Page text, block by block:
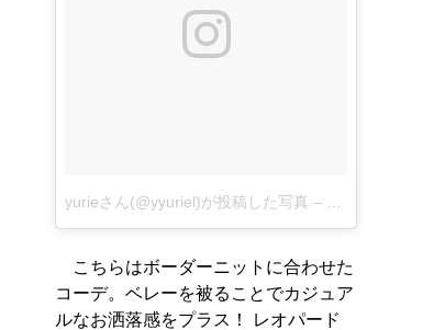
yurieさん(@yyuriel)が投稿した写真 –
こちらはボーダーニットに合わせた
コーデ。ベレーを被ることでカジュア
ルなお洒落感をプラス！ レオパード